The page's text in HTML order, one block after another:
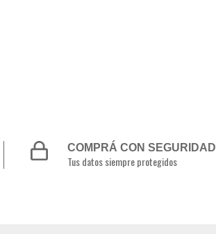
COMPRÁ CON SEGURIDAD
Tus datos siempre protegidos